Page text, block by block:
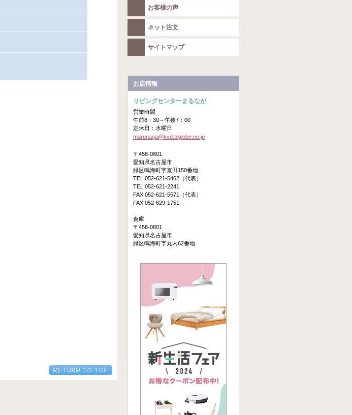
お客様の声
ネット注文
サイトマップ
お店情報
リビングセンターまるなが
営業時間
午前8：30～午後7：00
定休日：水曜日
marunaga@kvd.biglobe.ne.jp
〒458-0801
愛知県名古屋市
緑区鳴海町字京田150番地
TEL.052-621-5462（代表）
TEL.052-621-2241
FAX.052-621-5571（代表）
FAX.052-629-1751
倉庫
〒458-0801
愛知県名古屋市
緑区鳴海町字丸内62番地